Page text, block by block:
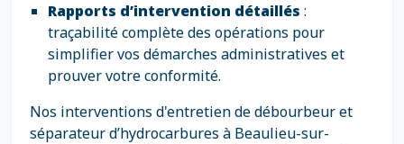
Rapports d’intervention détaillés :
traçabilité complète des opérations pour
simplifier vos démarches administratives et
prouver votre conformité.
Nos interventions d'entretien de débourbeur et
séparateur d’hydrocarbures à Beaulieu-sur-